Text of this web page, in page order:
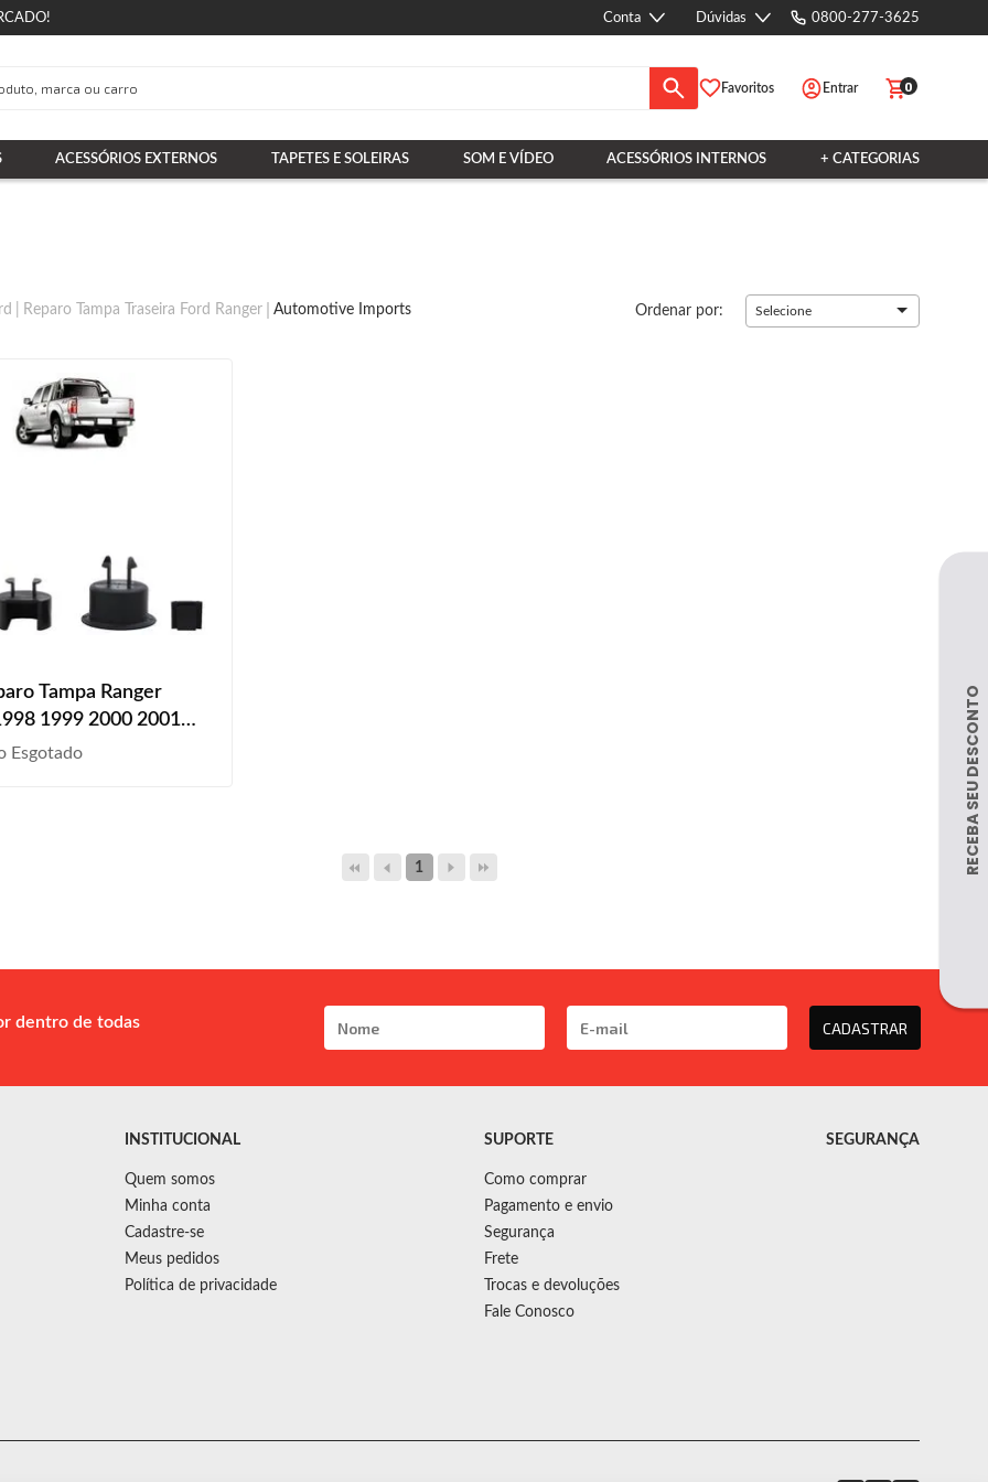
Conta Dúvidas 0800-277-3625
Favoritos Entrar 0
ACESSÓRIOS EXTERNOS TAPETES E SOLEIRAS SOM E VÍDEO ACESSÓRIOS INTERNOS + CATEGORIAS
Reparo Tampa Traseira Ford Ranger Automotive Imports Ordenar por: Selecione
Tampa Ranger
1999 2000 2001
2004 2005 2006
Esgotado
1
dentro de todas
CADASTRAR
INSTITUCIONAL
Quem somos
Minha conta
Cadastre-se
Meus pedidos
Política de privacidade
SUPORTE
Como comprar
Pagamento e envio
Segurança
Frete
Trocas e devoluções
Fale Conosco
SEGURANÇA